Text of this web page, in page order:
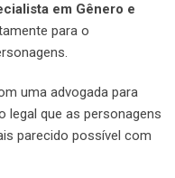
em Gênero e
para o
uma advogada para
legal que as personagens
parecido possível com